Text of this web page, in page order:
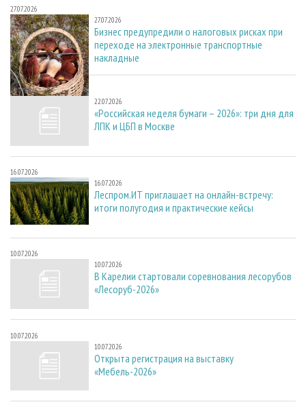
27.07.2026
27.07.2026
Бизнес предупредили о налоговых рисках при
переходе на электронные транспортные
накладные
22.07.2026
22.07.2026
«Российская неделя бумаги – 2026»: три дня для
ЛПК и ЦБП в Москве
16.07.2026
16.07.2026
Леспром.ИТ приглашает на онлайн-встречу:
итоги полугодия и практические кейсы
10.07.2026
10.07.2026
В Карелии стартовали соревнования лесорубов
«Лесоруб-2026»
10.07.2026
10.07.2026
Открыта регистрация на выставку
«Мебель-2026»